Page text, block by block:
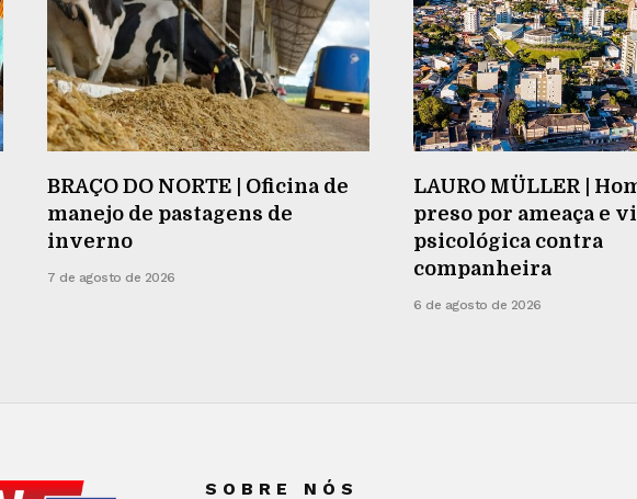
BRAÇO DO NORTE | Oficina de
manejo de pastagens de
inverno
7 de agosto de 2026
LAURO MÜLLER |
preso por ameaça e
psicológica contra
companheira
6 de agosto de 2026
SOBRE NÓS